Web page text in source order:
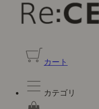
カート
カテゴリ